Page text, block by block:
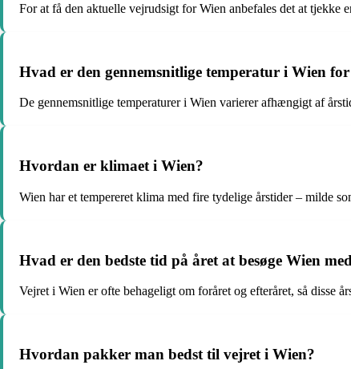
For at få den aktuelle vejrudsigt for Wien anbefales det at tjekke
Hvad er den gennemsnitlige temperatur i Wien
De gennemsnitlige temperaturer i Wien varierer afhængigt af
Hvordan er klimaet i Wien?
Wien har et tempereret klima med fire tydelige årstider – milde
Hvad er den bedste tid på året at besøge Wien
Vejret i Wien er ofte behageligt om foråret og efteråret, så disse
Hvordan pakker man bedst til vejret i Wien?